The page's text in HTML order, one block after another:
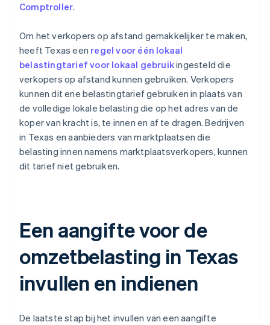
Comptroller.
Om het verkopers op afstand gemakkelijker te maken,
heeft Texas een regel voor één lokaal
belastingtarief voor lokaal gebruikingesteld die
verkopers op afstand kunnen gebruiken. Verkopers
kunnen dit ene belastingtarief gebruiken in plaats van
de volledige lokale belasting die op het adres van de
koper van kracht is, te innen en af te dragen. Bedrijven
in Texas en aanbieders van marktplaatsen die
belasting innen namens marktplaatsverkopers, kunnen
dit tarief niet gebruiken.
Een aangifte voor de
omzetbelasting in Texas
invullen en indienen
De laatste stap bij het invullen van een aangifte